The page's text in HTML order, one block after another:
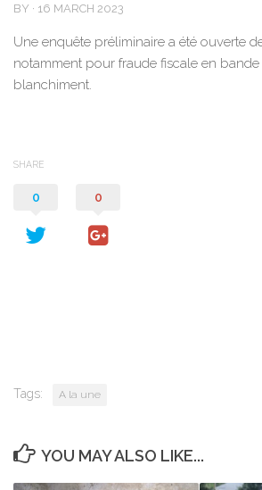
BY · 16 MARCH 2023
Une enquête préliminaire a été ouverte
notamment pour fraude fiscale en bande
blanchiment.
SHARE
0 0
Tags: A la une
YOU MAY ALSO LIKE...